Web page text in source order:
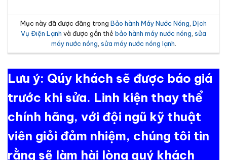
Mục này đã được đăng trong Bảo hành Máy Nước Nóng Dịch
Vụ Điện Lạnh và được gắn thẻ bảo hành máy nước nóng sửa
máy nước nóng sửa máy nước nóng lạnh
Lưu ý: Qúy khách sẽ được báo giá
trước khi sửa. Linh kiện thay thể
chính hãng, với đội ngũ kỹ thuật
viên giỏi đảm nhiệm, chúng tôi tin
rằng sẽ làm hài lòng quý khách